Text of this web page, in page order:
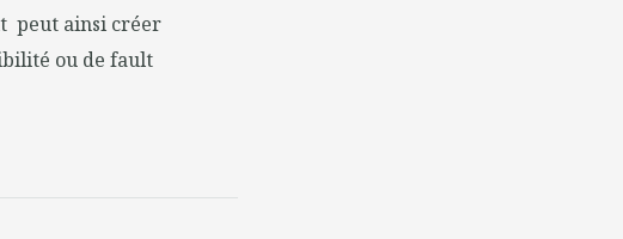
peut ainsi créer
ou de fault